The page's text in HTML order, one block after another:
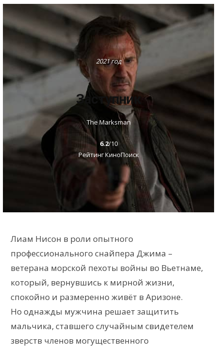
2021 год
Заступник
The Marksman
6.2/10
Рейтинг КиноПоиск
Лиам Нисон в роли опытного
профессионального снайпера Джима –
ветерана морской пехоты войны во Вьетнаме,
который, вернувшись к мирной жизни,
спокойно и размеренно живёт в Аризоне.
Но однажды мужчина решает защитить
мальчика, ставшего случайным свидетелем
зверств членов могущественного